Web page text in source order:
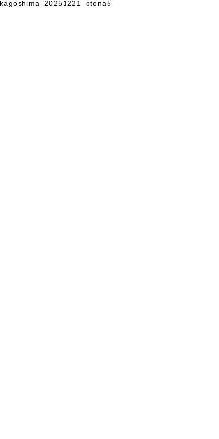
kagoshima_20251221_otona5